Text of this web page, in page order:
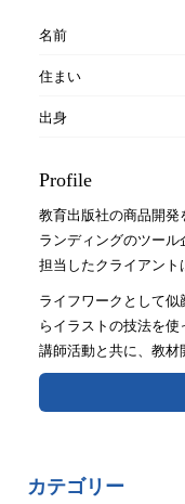
名前
住まい
出身
Profile
教育出版社の商品開
ランディングのツール
担当したクライアント
ライフワークとして
らイラストの技法を使
講師活動と共に、教材
カテゴリー